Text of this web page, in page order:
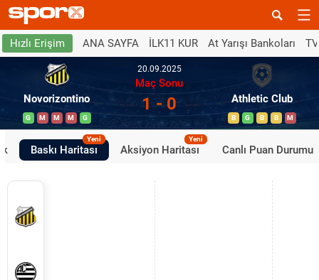
Hızlı Erişim ANA SAYFA İLK11 KUR At Yarışı Bankoları
Novorizontino
G M M M G
20.09.2025
Maç Sonu
1 - 0 Athletic Club
B G B B M
Baskı Haritası
Yeni
Aksiyon Haritası
Yeni
Canlı Puan Durumu